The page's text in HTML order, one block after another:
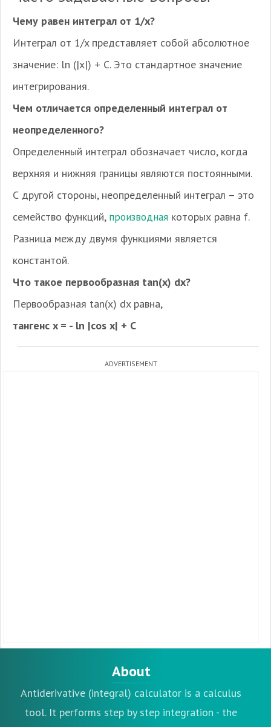
Чему равен интеграл от 1/x?
Интеграл от 1/x представляет собой абсолютное
значение: ln (|x|) + C. Это стандартное значение
интегрирования.
Чем отличается определенный интеграл от
неопределенного?
Определенный интеграл обозначает число, когда
верхняя и нижняя границы являются постоянными.
С другой стороны, неопределенный интеграл – это
семейство функций, производная которых равна f.
Разница между двумя функциями является
константой.
Что такое первообразная tan(x) dx?
Первообразная tan(x) dx равна,
тангенс x = - ln |cos x| + С
ADVERTISEMENT
About
Antiderivative (integral) calculator is a calculus
tool. It performs step by step integration - the